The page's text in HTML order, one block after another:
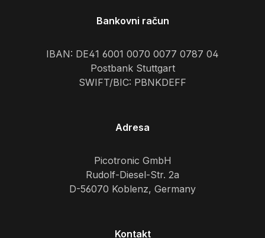
Bankovni račun
IBAN: DE41 6001 0070 0077 0787 04
Postbank Stuttgart
SWIFT/BIC: PBNKDEFF
Adresa
Picotronic GmbH
Rudolf-Diesel-Str. 2a
D-56070 Koblenz, Germany
Kontakt